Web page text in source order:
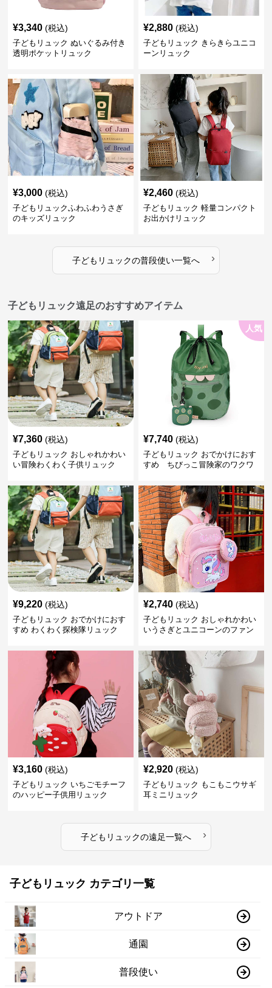
¥3,340 (税込)
子どもリュック ぬいぐるみ付き
透明ポケットリュック
¥2,880 (税込)
子どもリュック きらきらユニコ
ーンリュック
¥3,000 (税込)
子どもリュックふわふわうさぎ
のキッズリュック
¥2,460 (税込)
子どもリュック 軽量コンパクト
お出かけリュック
子どもリュックの普段使い一覧へ ›
子どもリュック遠足のおすすめアイテム
¥7,360 (税込)
子どもリュック おしゃれかわい
い冒険わくわく子供リュック
人気
¥7,740 (税込)
子どもリュック おでかけにおす
すめ ちびっこ冒険家のワクワ
¥9,220 (税込)
子どもリュック おでかけにおす
すめ わくわく探検隊リュック
¥2,740 (税込)
子どもリュック おしゃれかわい
いうさぎとユニコーンのファン
¥3,160 (税込)
子どもリュック いちごモチーフ
のハッピー子供用リュック
¥2,920 (税込)
子どもリュック もこもこウサギ
耳ミニリュック
子どもリュックの遠足一覧へ ›
子どもリュック カテゴリ一覧
アウトドア
通園
普段使い